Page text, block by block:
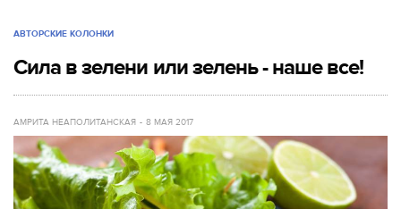
АВТОРСКИЕ КОЛОНКИ
Сила в зелени или зелень - наше все!
АМРИТА НЕАПОЛИТАНСКАЯ 8 МАЯ 2017